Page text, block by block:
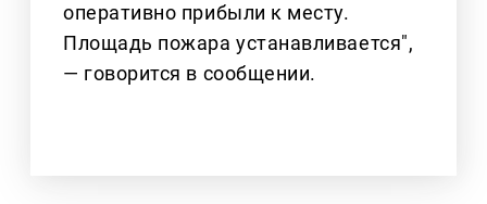
оперативно прибыли к месту.
Площадь пожара устанавливается",
— говорится в сообщении.